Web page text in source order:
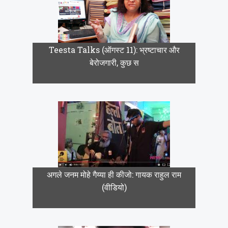
Teesta Talks (ऑगस्ट 11): भ्रष्टाचार और
बेरोजगारी, कुछ स
अगले जनम मोहे गैय्या ही कीजो: गायक राहुल राम
(वीडियो)